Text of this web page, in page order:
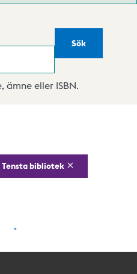
Sök
eller ISBN.
Tensta bibliotek